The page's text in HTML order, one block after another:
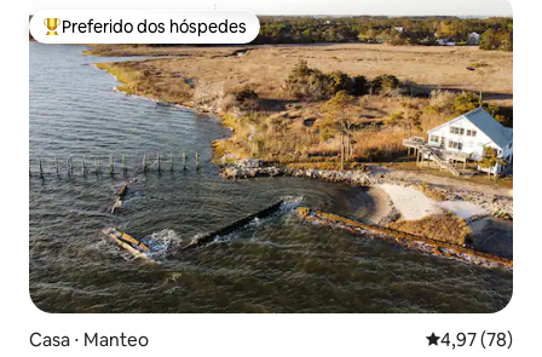
Entre os melhores preferidos dos hóspedes
Preferido dos hóspedes
Casa ⋅ Manteo 4,97 de uma
4,97 (78)